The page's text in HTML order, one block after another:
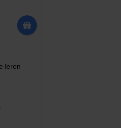
leren